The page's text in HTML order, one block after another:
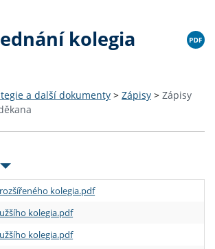
kolegia
a další dokumenty > Zápisy > Zápisy
kolegia.pdf
kolegia.pdf
kolegia.pdf